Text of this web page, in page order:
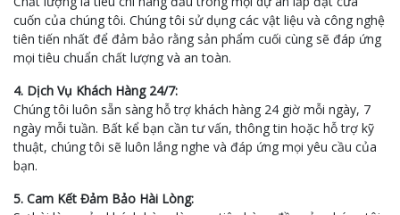
cuốn của chúng tôi. Chúng tôi sử dụng các vật liệu và công nghệ
tiên tiến nhất để đảm bảo rằng sản phẩm cuối cùng sẽ đáp ứng
mọi tiêu chuẩn chất lượng và an toàn.
4. Dịch Vụ Khách Hàng 24/7:
Chúng tôi luôn sẵn sàng hỗ trợ khách hàng 24 giờ mỗi ngày, 7
ngày mỗi tuần. Bất kể bạn cần tư vấn, thông tin hoặc hỗ trợ kỹ
thuật, chúng tôi sẽ luôn lắng nghe và đáp ứng mọi yêu cầu của
bạn.
5. Cam Kết Đảm Bảo Hài Lòng: